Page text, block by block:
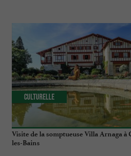
Visite de la somptueuse Villa Arnaga à
les-Bains
Culturelle